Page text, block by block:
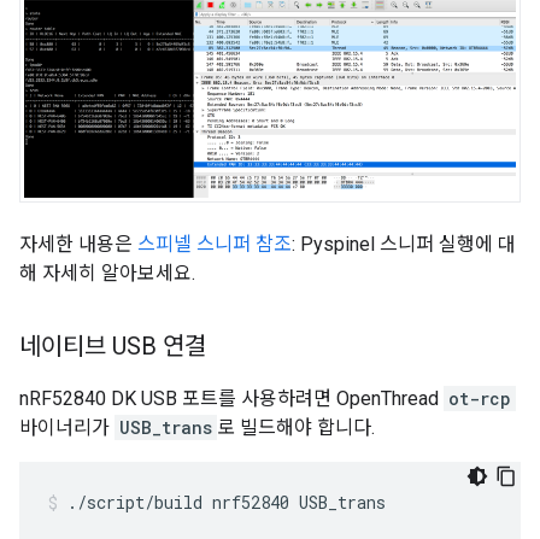
자세한 내용은 스피넬 스니퍼 참조: Pyspinel 스니퍼 실행에 대
해 자세히 알아보세요.
네이티브 USB 연결
nRF52840 DK USB 포트를 사용하려면 OpenThread ot-rcp
바이너리가 USB_trans 로 빌드해야 합니다.
./script/build nrf52840 USB_trans